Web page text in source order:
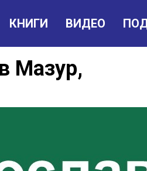
КНИГИ ВИДЕО
Мазур,